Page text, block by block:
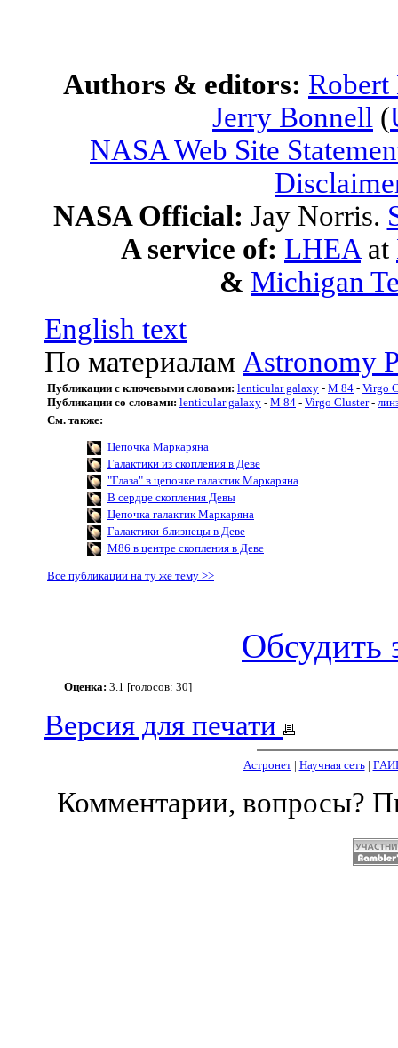
Authors & editors:
Jerry Bonnell (
NASA Web Site
NASA Official: Jay Norris.
A service of: LHEA at
& Michigan
English text
По материалам Astronomy
Публикации с ключевыми словами: lenticular galaxy - M 84 - Virgo
Публикации со словами: lenticular galaxy - M 84 - Virgo Cluster-
См. также:
Цепочка Маркаряна
Галактики из скопления в Деве
"Глаза" в цепочке галактик Маркаряна
В сердце скопления Девы
Цепочка галактик Маркаряна
Галактики-близнецы в Деве
M86 в центре скопления в Деве
Все публикации на ту же тему >>
Обсудить
Оценка: 3.1 [голосов: 30]
Версия для печати
Астронет| Научная сеть|
Комментарии, вопросы?